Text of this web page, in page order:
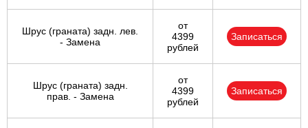
Шрус (граната) задн. лев.
- Замена
от
4399
рублей
Записаться
Шрус (граната) задн.
прав. - Замена
от
4399
рублей
Записаться